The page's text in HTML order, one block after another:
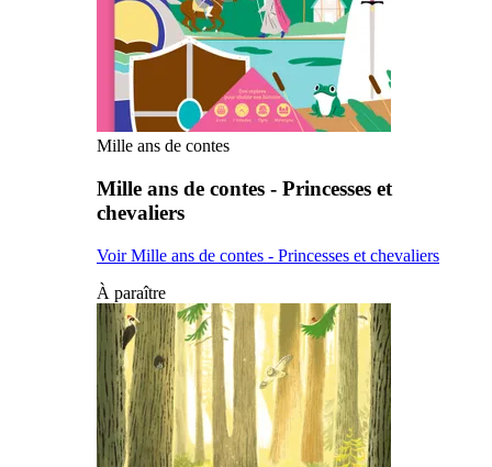
Mille ans de contes
Mille ans de contes - Princesses et
chevaliers
Voir Mille ans de contes - Princesses et chevaliers
À paraître